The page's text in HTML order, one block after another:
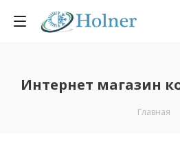
Интернет магазин
Главная